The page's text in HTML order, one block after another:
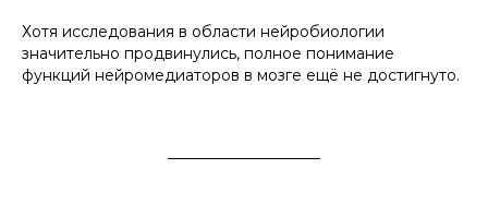
Хотя исследования в области нейробиологии
значительно продвинулись, полное понимание
функций нейромедиаторов в мозге ещё не достигнуто.